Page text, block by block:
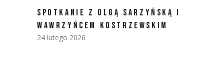
SPOTKANIE Z OLGĄ SARZYŃSKĄ I
WAWRZYŃCEM KOSTRZEWSKIM
24 lutego 2026